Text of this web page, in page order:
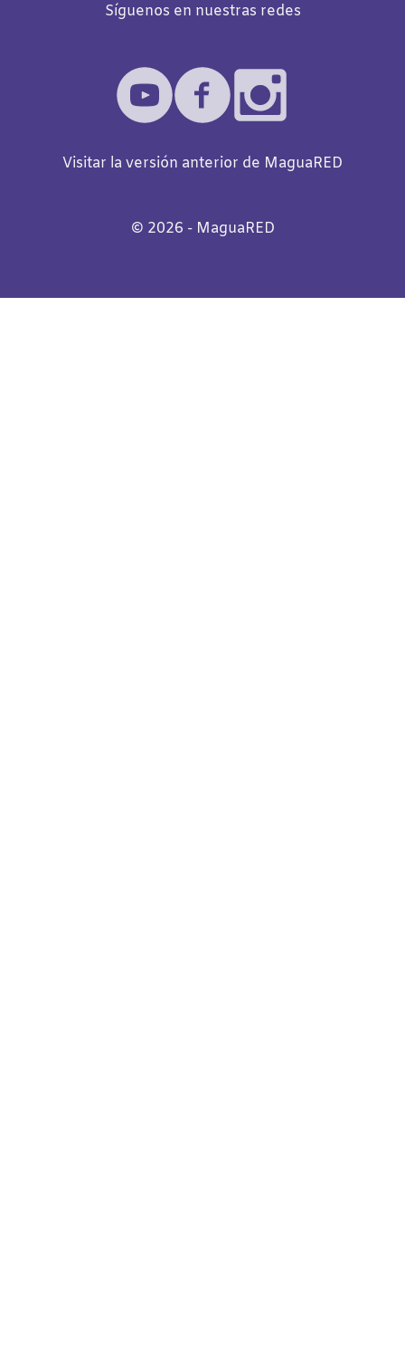
Síguenos en nuestras redes
Visitar la versión anterior de MaguaRED
©️ 2026 - MaguaRED